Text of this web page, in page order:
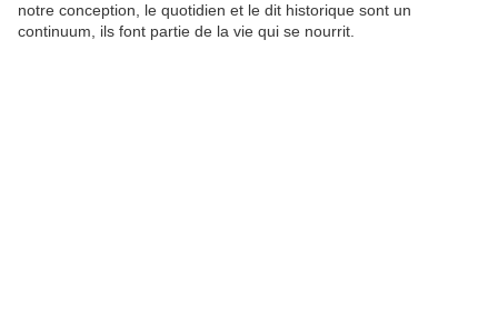
notre conception, le quotidien et le dit historique sont un
continuum, ils font partie de la vie qui se nourrit.